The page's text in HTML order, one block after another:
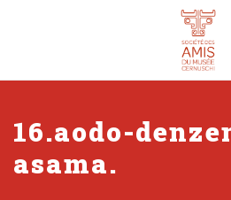
16.aodo-
asama.